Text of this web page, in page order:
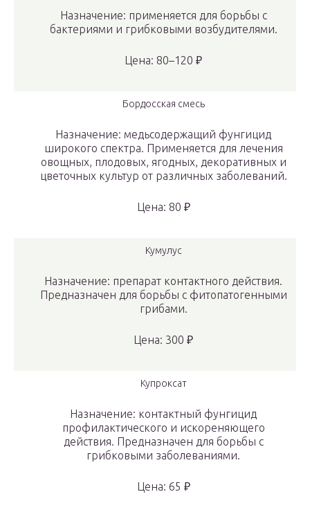
Назначение: применяется для борьбы с
бактериями и грибковыми возбудителями.
Цена: 80–120 ₽
Бордосская смесь
Назначение: медьсодержащий фунгицид
широкого спектра. Применяется для лечения
овощных, плодовых, ягодных, декоративных и
цветочных культур от различных заболеваний.
Цена: 80 ₽
Кумулус
Назначение: препарат контактного действия.
Предназначен для борьбы с фитопатогенными
грибами.
Цена: 300 ₽
Купроксат
Назначение: контактный фунгицид
профилактического и искореняющего
действия. Предназначен для борьбы с
грибковыми заболеваниями.
Цена: 65 ₽